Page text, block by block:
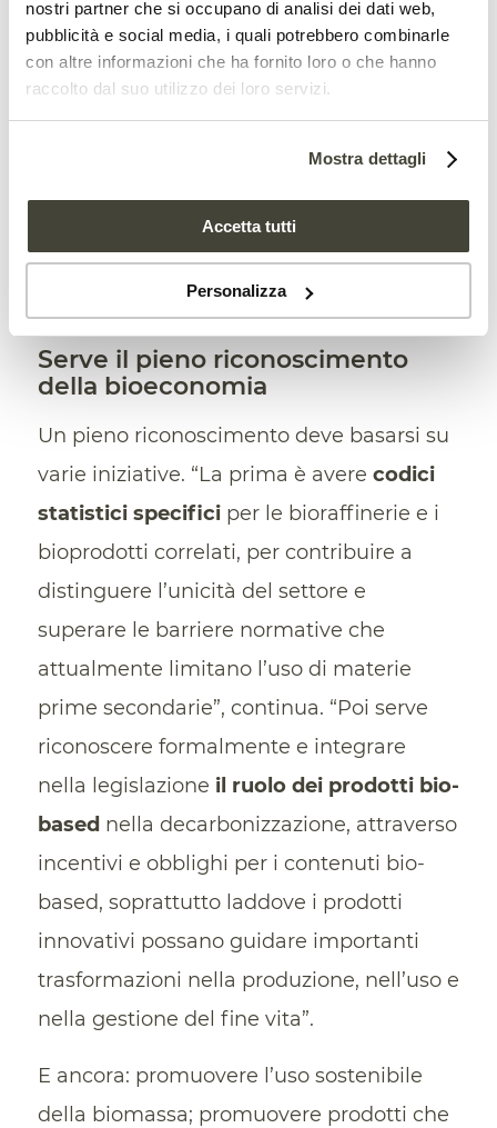
nostri partner che si occupano di analisi dei dati web,
pubblicità e social media, i quali potrebbero combinarle
con altre informazioni che ha fornito loro o che hanno
raccolto dal suo utilizzo dei loro servizi.
Mostra dettagli
Accetta tutti
Personalizza
standard di tutti gli altri”, spiega la
presidente di Spring.
Serve il pieno riconoscimento
della bioeconomia
Un pieno riconoscimento deve basarsi su
varie iniziative. “La prima è avere codici
statistici specificiper le bioraffinerie e i
bioprodotti correlati, per contribuire a
distinguere l’unicità del settore e
superare le barriere normative che
attualmente limitano l’uso di materie
prime secondarie”, continua. “Poi serve
riconoscere formalmente e integrare
nella legislazione il ruolo dei prodotti bio-
basednella decarbonizzazione, attraverso
incentivi e obblighi per i contenuti bio-
based, soprattutto laddove i prodotti
innovativi possano guidare importanti
trasformazioni nella produzione, nell’uso e
nella gestione del fine vita”.
E ancora: promuovere l’uso sostenibile
della biomassa; promuovere prodotti che